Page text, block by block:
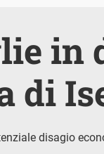
in
di
disagio